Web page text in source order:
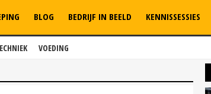
VOEDING
BLOG BEDRIJF IN BEELD KENNISSESSIES